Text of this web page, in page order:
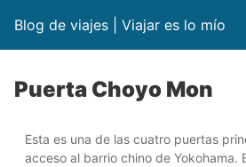
Blog de viajes | Viajar es lo mío
Puerta Choyo Mon
Esta es una de las cuatro puertas
acceso al barrio chino de Yokohama.